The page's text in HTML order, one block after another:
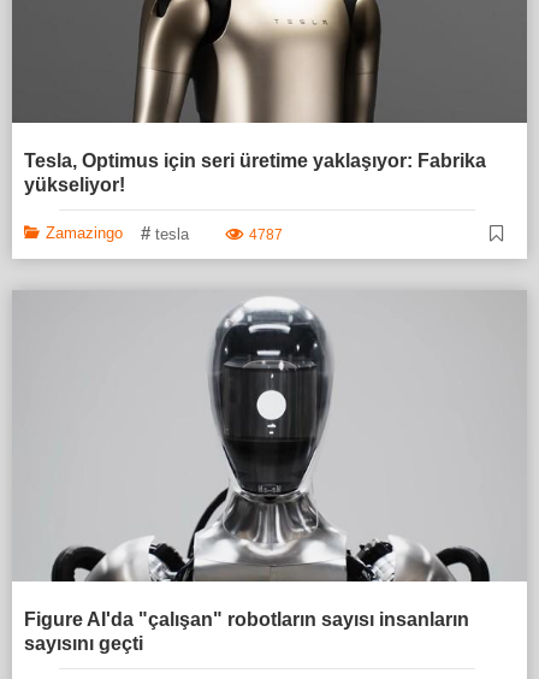
Tesla, Optimus için seri üretime yaklaşıyor: Fabrika
yükseliyor!
Zamazingo # tesla 4787
Figure AI'da "çalışan" robotların sayısı insanların
sayısını geçti